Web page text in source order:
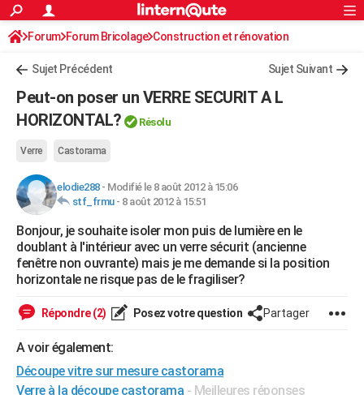
ACTUALITÉS
Politique
Société
Faits Divers
Education
Monde
Villes
+
Programme TV
TNTStreaming
Cinéma
Sorties cinéma
Musique
+FINANCE
Retraite
Impôts
Epargne
Immobilier
Risques naturels par ville
Banque
Assurance
Crédit
AUTO
Essais
Réserver un essai
Citadines
Berlines
SUV
Forum auto
HIGH-TECH
Mobiles
Meilleur smartphone
Internet
Ordinateurs
Jeux vidéo
Guide high-tech
BRICOLAGE
Forum
Aménagement intérieur
Extérieur
Cuisine
Salle de bains
Jardinage
Rangement
WEEK-END
Guides de France
Escapades
Patrimoine
Expositions
Musées
Week-end nature
LIFESTYLE
Art de vivre
Bien-être
Loisirs
Mode
Modes de vie
SANTE
Alimentation
Guide de la santé
Maladies
Médicaments
Sommeil
VOYAGE
Destinations
City break
Voyage nature
Voyage de noces
Forum
Climat
+PHOTO
Rechercher
S'inscrire
Connexion
Forum Forum Bricolage Construction et rénovation
Sujet Précédent Sujet Suivant
Peut-on poser un VERRE SECURIT A L
HORIZONTAL?
Résolu
Verre Castorama
elodie288- Modifié le 8 août 2012 à 15:06
stf_frmu- 8 août 2012 à 15:51
Bonjour, je souhaite isoler mon puis de lumière en le
doublant à l'intérieur avec un verre sécurit (ancienne
fenêtre non ouvrante) mais je me demande si la position
horizontale ne risque pas de le fragiliser?
Répondre (2) Posez votre question Partager
A voir également:
Découpe vitre sur mesure castorama
Verre à la découpe castorama - Meilleures réponses